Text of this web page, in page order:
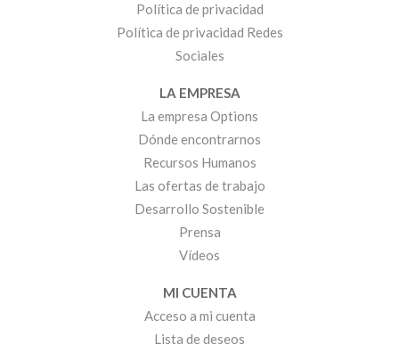
Política de privacidad
Política de privacidad Redes
Sociales
LA EMPRESA
La empresa Options
Dónde encontrarnos
Recursos Humanos
Las ofertas de trabajo
Desarrollo Sostenible
Prensa
Vídeos
MI CUENTA
Acceso a mi cuenta
Lista de deseos